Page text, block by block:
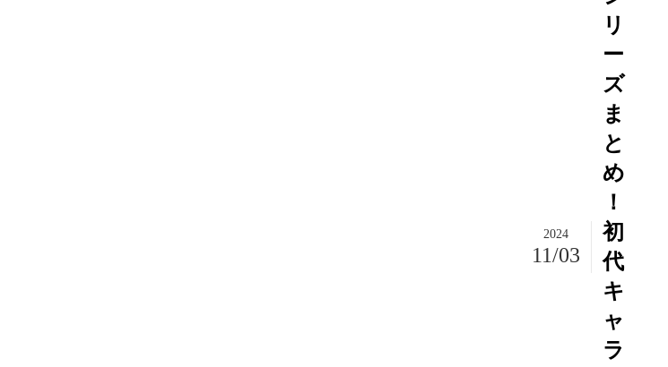
リ
ー
ズ
ま
と
め
！
初
代
キ
ャ
ラ
2024
11/03